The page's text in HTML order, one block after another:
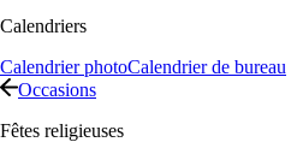
Calendriers
Calendrier photoCalendrier de bureau
Occasions
Fêtes religieuses